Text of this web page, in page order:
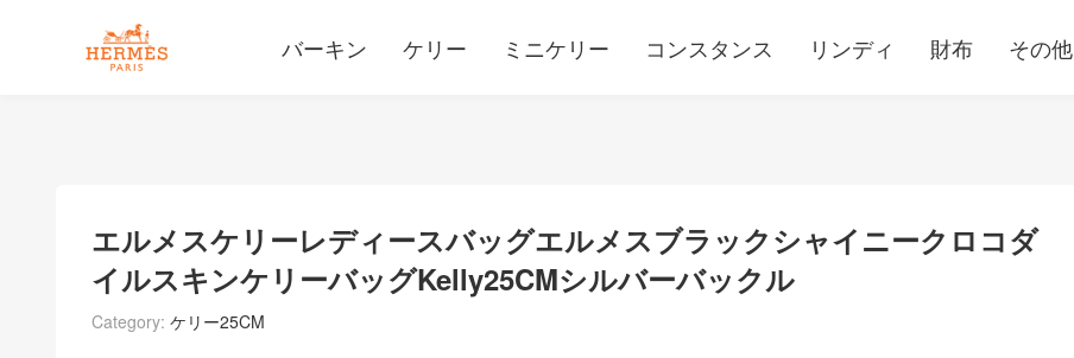
バーキン ケリー ミニケリー コンスタンス リンディ 財布 その他
エルメスケリーレディースバッグエルメスブラックシャイニークロコダ
イルスキンケリーバッグKelly25CMシルバーバックル
Category: ケリー25CM